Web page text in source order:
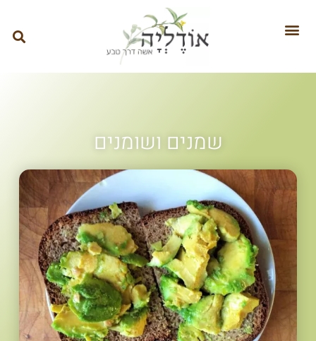
שמנים ושומנים